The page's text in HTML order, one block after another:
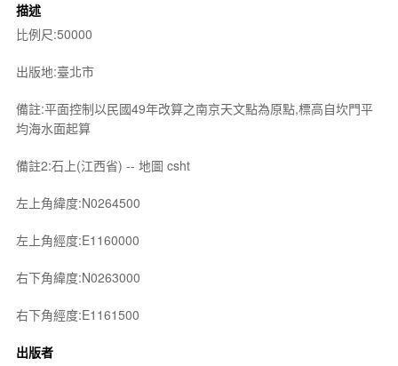
描述
比例尺:50000
出版地:臺北市
備註:平面控制以民國49年改算之南京天文點為原點,標高自坎門平
均海水面起算
備註2:石上(江西省) -- 地圖 csht
左上角緯度:N0264500
左上角經度:E1160000
右下角緯度:N0263000
右下角經度:E1161500
出版者